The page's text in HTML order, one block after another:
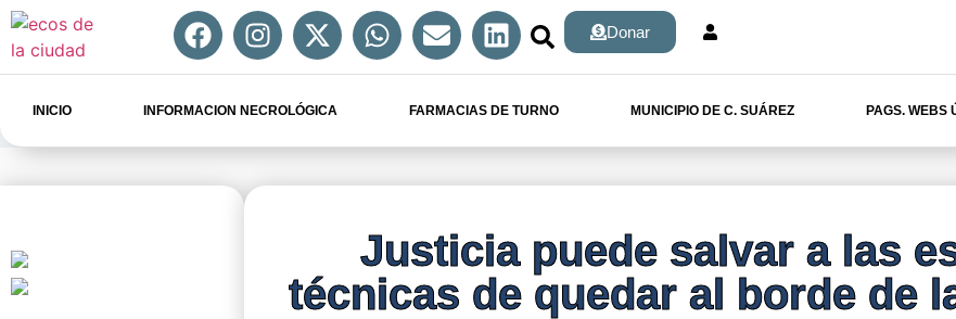
Donar
INICIO INFORMACION NECROLÓGICA FARMACIAS DE TURNO MUNICIPIO DE C. SUÁREZ PAGS. WEBS
Justicia puede salvar a las
técnicas de quedar al borde de